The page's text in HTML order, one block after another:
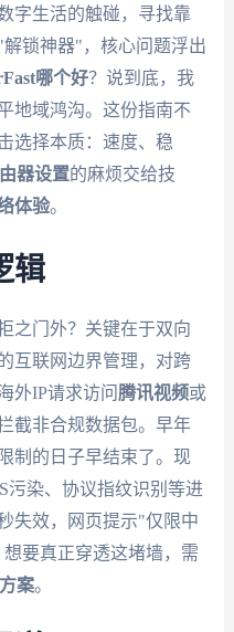
字生活的触碰，寻找靠
锁神器"，核心问题浮出
哪个好？说到底，我
地域鸿沟。这份指南不
选择本质：速度、稳
器设置的麻烦交给技
体验。
辑
之门外？关键在于双向
互联网边界管理，对跨
外IP请求访问 腾讯视频或
截非合规数据包。早年
制的日子早结束了。现
污染、协议指纹识别等进
失效，网页提示"仅限中
要真正穿透这堵墙，需
案。